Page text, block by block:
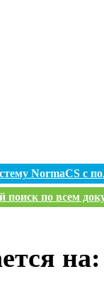
NormaCS с
поиск по всем
на: